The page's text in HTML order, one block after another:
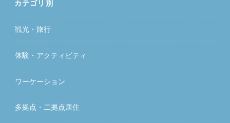
カテゴリ別
観光・旅行
体験・アクティビティ
ワーケーション
多拠点・二拠点居住